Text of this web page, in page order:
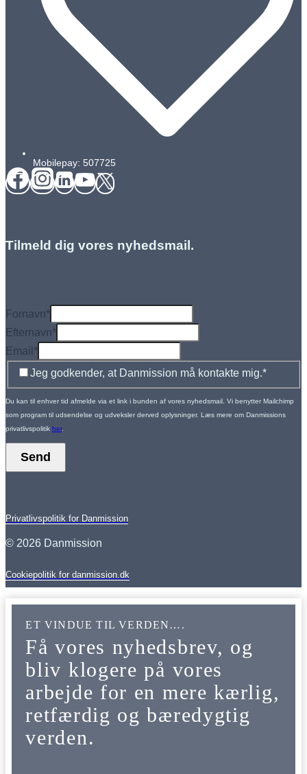
Mobilepay: 507725
Tilmeld dig vores nyhedsmail.
Fornavn*
Efternavn*
Email *
Jeg godkender, at Danmission må kontakte mig.*
Du kan til enhver tid afmelde via et link i bunden af vores nyhedsmail. Vi benytter Mailchimp
som program til udsendelse og udveksler derved oplysninger. Læs mere om Danmissions
privatlivspolitik her.
Send
Privatlivspolitik for Danmission
© 2026 Danmission
Cookiepolitik for danmission.dk
ET VINDUE TIL VERDEN….
Få vores nyhedsbrev, og
bliv klogere på vores
arbejde for en mere kærlig,
retfærdig og bæredygtig
verden.